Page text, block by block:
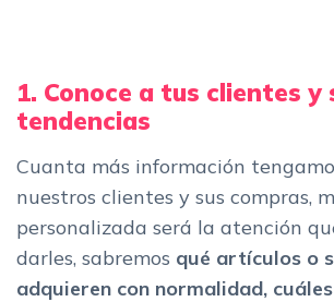
1. Conoce a tus clientes y
tendencias
Cuanta más información
nuestros clientes y sus compras,
personalizada será la atención
darles, sabremos qué artículos o
adquieren con normalidad,